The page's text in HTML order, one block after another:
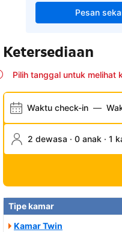
Pesan
Ketersediaan
Pilih tanggal untuk melihat
Waktu check-in —
2 dewasa · 0 anak · 1
Tipe kamar
Kamar Twin